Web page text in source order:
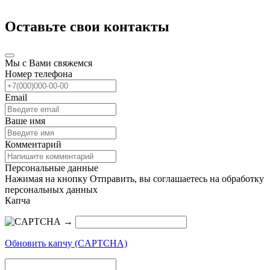
Оставьте свои контакты
Мы с Вами свяжемся
Номер телефона
Email
Ваше имя
Комментарий
Персональные данные
Нажимая на кнопку Отправить, вы соглашаетесь на обработку
персональных данных
Капча
→
Обновить капчу (CAPTCHA)